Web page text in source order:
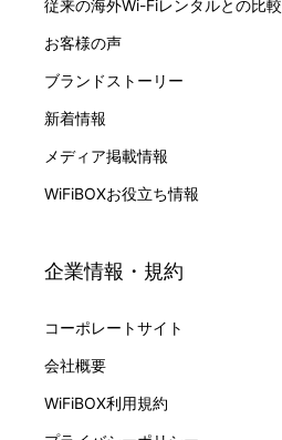
従来の海外Wi-Fiレンタルとの比較
お客様の声
ブランドストーリー
新着情報
メディア掲載情報
WiFiBOXお役立ち情報
企業情報・規約
コーポレートサイト
会社概要
WiFiBOX利用規約